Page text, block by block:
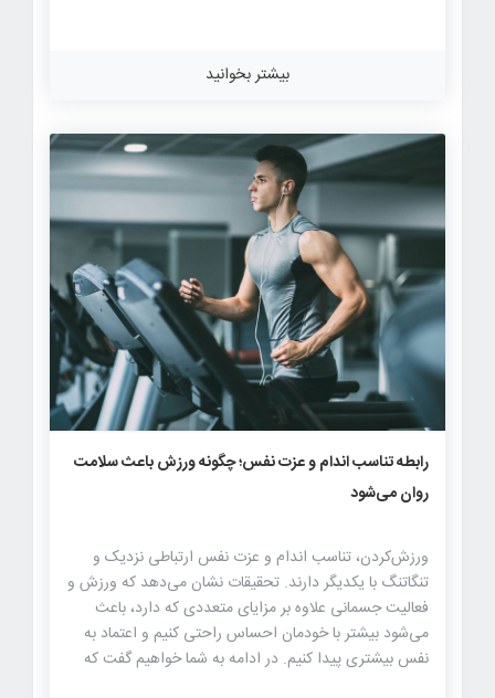
می‌کنند. در ادامه مطلب حاضر، جزئیات و اطلاعات بیشتری
درباره این دو مفهوم در اختیارتان خواهیم گذاشت، از نقش
پایان، دلایلی را برخواهیم شمرد که نقش استفاده از دیجیتال
مارکتینگ در توسعه کسب‌وکار را پررنگ و مهم می‌کنند.
همراه ما باشید. آینده […]
بیشتر بخوانید
رابطه تناسب اندام و عزت نفس؛ چگونه ورزش باعث سلامت
روان می‌شود
ورزش‌کردن، تناسب اندام و عزت نفس ارتباطی نزدیک و
تنگاتنگ با یکدیگر دارند. تحقیقات نشان می‌دهد که ورزش و
فعالیت جسمانی علاوه بر مزایای متعددی که دارد، باعث
می‌شود بیشتر با خودمان احساس راحتی کنیم و اعتماد به
نفس بیشتری پیدا کنیم. در ادامه به شما خواهیم گفت که